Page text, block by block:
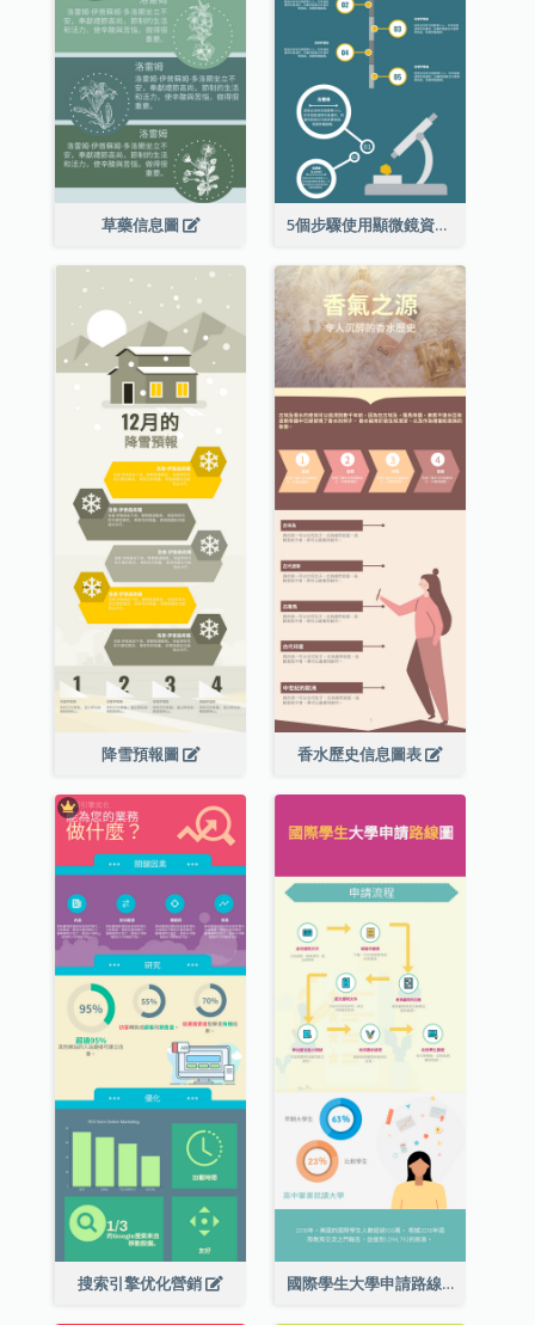
草藥信息圖 5個步驟使用顯微鏡資料圖
降雪預報圖 香水歷史信息圖表
搜索引擎优化營銷 國際學生大學申請路線圖